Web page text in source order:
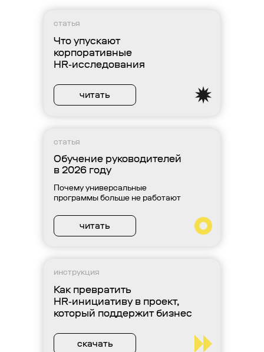
Как превратить
HR‑инициативу в проект,
который поддержит бизнес
инструкция
скачать
Что упускают
корпоративные
HR‑исследования
статья
читать
Обучение руководителей
в 2026 году
Почему универсальные
программы больше не работают
статья
читать